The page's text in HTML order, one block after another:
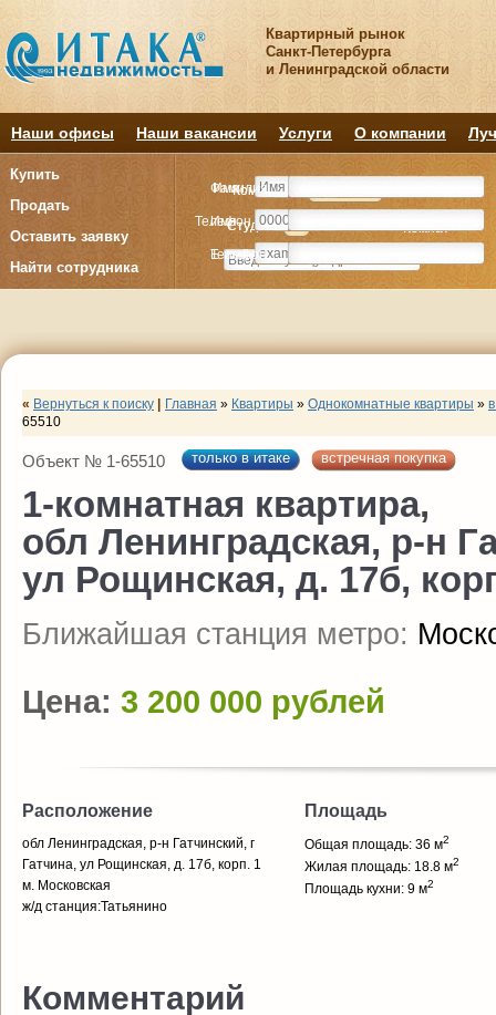
Квартирный рынок
Санкт-Петербурга
и Ленинградской области
Наши офисы Наши вакансии Услуги О компании
Купить
Продать
Оставить заявку
Найти сотрудника
Комнату
Студия Комнат
Комнату
Студия Комнат
Имя
Телефон
E-mail
Фамилия
Имя
Телефон
« Вернуться к поиску Главная » Квартиры » Однокомнатные квартиры »
65510
Объект № 1-65510 только в итаке встречная покупка
1-комнатная квартира,
обл Ленинградская, р-н
ул Рощинская, д. 17б,
Ближайшая станция метро:
Цена: 3 200 000 рублей
Расположение
обл Ленинградская, р-н Гатчинский, г
Гатчина, ул Рощинская, д. 17б, корп. 1
м. Московская
ж/д станция:Татьянино
Площадь
Общая площадь: 36 м2
Жилая площадь: 18.8 м2
Площадь кухни: 9 м2
Комментарий